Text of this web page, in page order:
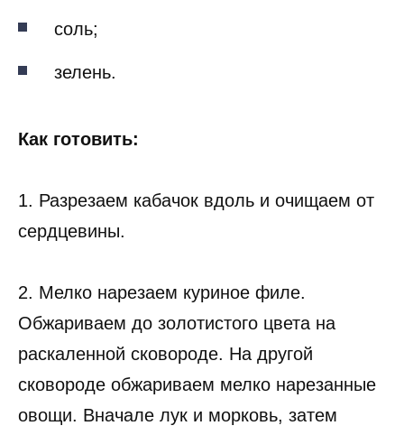
соль;
зелень.
Как готовить:
1. Разрезаем кабачок вдоль и очищаем от
сердцевины.
2. Мелко нарезаем куриное филе.
Обжариваем до золотистого цвета на
раскаленной сковороде. На другой
сковороде обжариваем мелко нарезанные
овощи. Вначале лук и морковь, затем